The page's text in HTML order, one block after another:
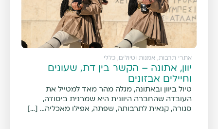
אתרי תרבות, אמנות וטיולים , כללי
יוון, אתונה – הקשר בין דת, שעונים
וחיילים אבזונים
טיול ביוון ובאתונה, מגלה מהר מאד למטייל את
העובדה שהחברה היוונית היא שמרנית ביסודה,
סגורה, קנאית לתרבותה, שפתה, אפילו מאכליה… […]